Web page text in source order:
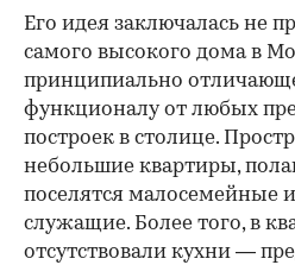
Его идея заключалась не
самого высокого дома в
принципиально
функционалу от любых
построек в столице.
небольшие квартиры,
поселятся малосемейные
служащие. Более того, в
отсутствовали кухни —